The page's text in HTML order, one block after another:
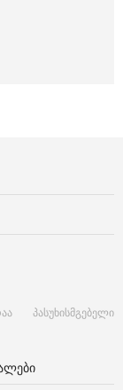
პასუხისმგებელი